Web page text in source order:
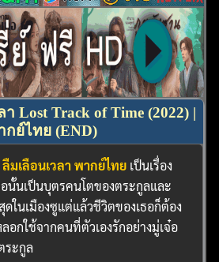
Lost Track of Time (2022) |
กย์ไทย (END)
ลืมเลือนเวลา พากย์ไทย เป็นเรื่อง
อนั้นเป็นบุตรคนโตของตระกูลและ
ในเมืองซูแต่แล้วชีวิตของเธอก็ต้อง
อกใช้จากคนที่ตัวเองรักอย่างมู่เจ๋อ
ระกูล